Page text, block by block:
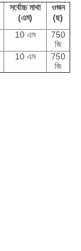
সর্বোচ্চ মাথা
(এম)
ওজন
(ছ)
10 এম
750
জি
10 এম
750
জি